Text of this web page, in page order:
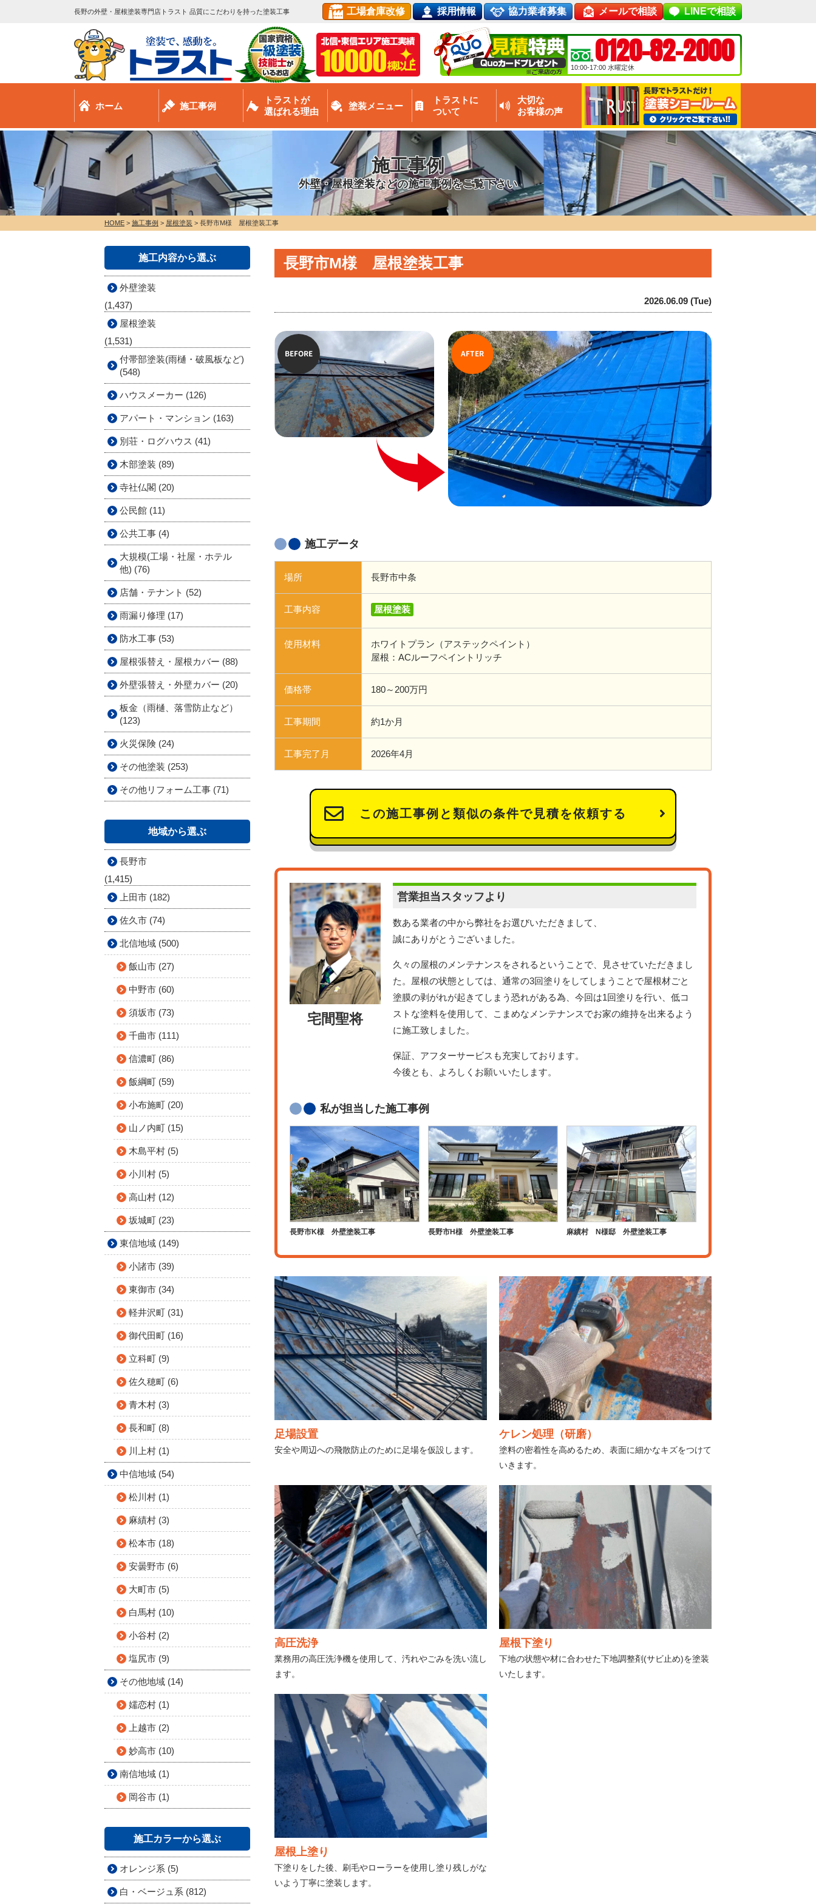
長野の外壁・屋根塗装専門店トラスト 品質にこだわりを持った塗装工事 工場倉庫改修 採用情報 協力業者募集 メールで相談 LINEで相談
0120-82-2000
10:00-17:00 水曜定休
ホーム 施工事例
トラストが
選ばれる理由
塗装メニュー
トラストに
ついて
大切な
お客様の声
施工事例
外壁・屋根塗装などの施工事例をご覧下さい
HOME > 施工事例 > 屋根塗装 > 長野市M様 屋根塗装工事
長野市M様 屋根塗装工事
2026.06.09 (Tue)
AFTER
BEFORE
施工データ
場所 長野市中条
工事内容 屋根塗装
使用材料
ホワイトプラン（アステックペイント）
屋根：ACルーフペイントリッチ
価格帯 180～200万円
工事期間 約1か月
工事完了月 2026年4月
この施工事例と類似の条件で見積を依頼する
宅間聖将
営業担当スタッフより
数ある業者の中から弊社をお選びいただきまして、
誠にありがとうございました。
久々の屋根のメンテナンスをされるということで、見させていただきまし
た。屋根の状態としては、通常の3回塗りをしてしまうことで屋根材ごと
塗膜の剥がれが起きてしまう恐れがある為、今回は1回塗りを行い、低コ
ストな塗料を使用して、こまめなメンテナンスでお家の維持を出来るよう
に施工致しました。
保証、アフターサービスも充実しております。
今後とも、よろしくお願いいたします。
私が担当した施工事例
長野市K様 外壁塗装工事 長野市H様 外壁塗装工事 麻績村 N様邸 外壁塗装工事
足場設置
安全や周辺への飛散防止のために足場を仮設します。
ケレン処理（研磨）
塗料の密着性を高めるため、表面に細かなキズをつけて
いきます。
高圧洗浄
業務用の高圧洗浄機を使用して、汚れやごみを洗い流し
ます。
屋根下塗り
下地の状態や材に合わせた下地調整剤(サビ止め)を塗装
いたします。
屋根上塗り
下塗りをした後、刷毛やローラーを使用し塗り残しがな
いよう丁寧に塗装します。
施工内容から選ぶ
外壁塗装
(1,437)
屋根塗装
(1,531)
付帯部塗装(雨樋・破風板など)
(548)
ハウスメーカー (126)
アパート・マンション (163)
別荘・ログハウス (41)
木部塗装 (89)
寺社仏閣 (20)
公民館 (11)
公共工事 (4)
大規模(工場・社屋・ホテル
他) (76)
店舗・テナント (52)
雨漏り修理 (17)
防水工事 (53)
屋根張替え・屋根カバー (88)
外壁張替え・外壁カバー (20)
板金（雨樋、落雪防止など）
(123)
火災保険 (24)
その他塗装 (253)
その他リフォーム工事 (71)
地域から選ぶ
長野市
(1,415)
上田市 (182)
佐久市 (74)
北信地域 (500)
飯山市 (27)
中野市 (60)
須坂市 (73)
千曲市 (111)
信濃町 (86)
飯綱町 (59)
小布施町 (20)
山ノ内町 (15)
木島平村 (5)
小川村 (5)
高山村 (12)
坂城町 (23)
東信地域 (149)
小諸市 (39)
東御市 (34)
軽井沢町 (31)
御代田町 (16)
立科町 (9)
佐久穂町 (6)
青木村 (3)
長和町 (8)
川上村 (1)
中信地域 (54)
松川村 (1)
麻績村 (3)
松本市 (18)
安曇野市 (6)
大町市 (5)
白馬村 (10)
小谷村 (2)
塩尻市 (9)
その他地域 (14)
嬬恋村 (1)
上越市 (2)
妙高市 (10)
南信地域 (1)
岡谷市 (1)
施工カラーから選ぶ
オレンジ系 (5)
白・ベージュ系 (812)